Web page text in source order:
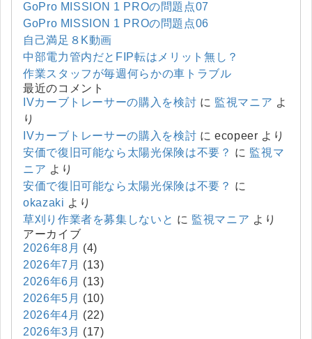
GoPro MISSION 1 PROの問題点07
GoPro MISSION 1 PROの問題点06
自己満足８K動画
中部電力管内だとFIP転はメリット無し？
作業スタッフが毎週何らかの車トラブル
最近のコメント
IVカーブトレーサーの購入を検討 に 監視マニア よ
り
IVカーブトレーサーの購入を検討 にecopeer より
安価で復旧可能なら太陽光保険は不要？ に 監視マ
ニア より
安価で復旧可能なら太陽光保険は不要？ に
okazaki より
草刈り作業者を募集しないと に 監視マニア より
アーカイブ
2026年8月 (4)
2026年7月 (13)
2026年6月 (13)
2026年5月 (10)
2026年4月 (22)
2026年3月 (17)